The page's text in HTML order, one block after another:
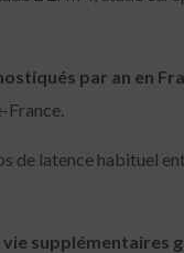
par an en
France.
de latence habituel
vie supplémentaires